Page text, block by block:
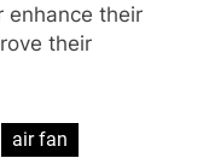
enhance their
their
air fan